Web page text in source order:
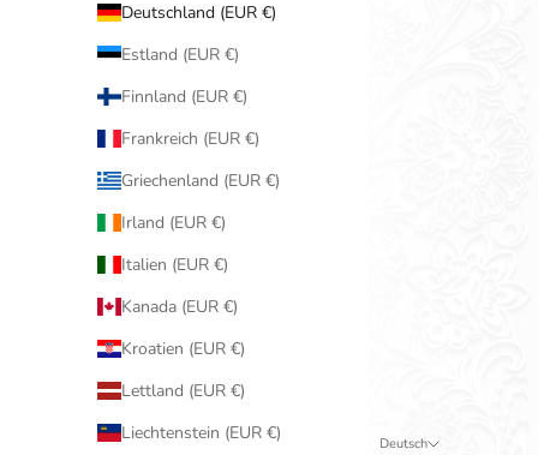
Deutschland (EUR €)
Estland (EUR €)
Finnland (EUR €)
Frankreich (EUR €)
Griechenland (EUR €)
Irland (EUR €)
Italien (EUR €)
Kanada (EUR €)
Kroatien (EUR €)
Lettland (EUR €)
Liechtenstein (EUR €)
Deutsch